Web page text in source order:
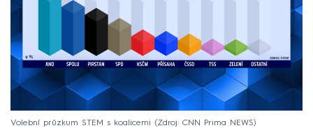
Volební průzkum STEM s koalicemi Zdroj: CNN Prima NEWS